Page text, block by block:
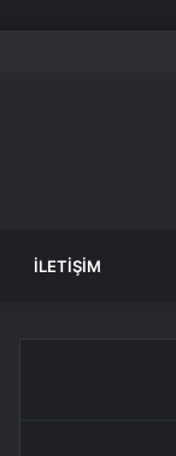
İLETIŞIM